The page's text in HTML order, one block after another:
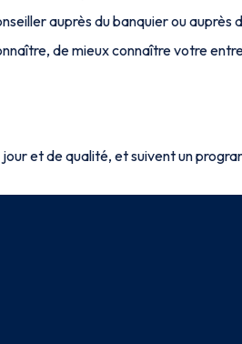
auprès du banquier ou
de mieux connaître votre
et de qualité, et suivent un